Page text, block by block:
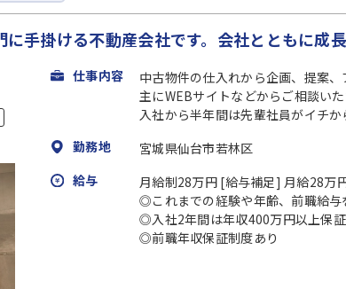
手掛ける不動産会社です。会社とともに成長
仕事内容
中古物件の仕入れから企画、提案、
主にWEBサイトなどからご相談い
入社から半年間は先輩社員がイチ
勤務地
宮城県仙台市若林区
給与
月給制28万円 [給与補足] 月給28万
◎これまでの経験や年齢、前職給与
◎入社2年間は年収400万円以上保証
◎前職年収保証制度あり